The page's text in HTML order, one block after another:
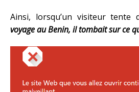
Ainsi, lorsqu’un visiteur tente
voyage au Benin, il tombait sur ce